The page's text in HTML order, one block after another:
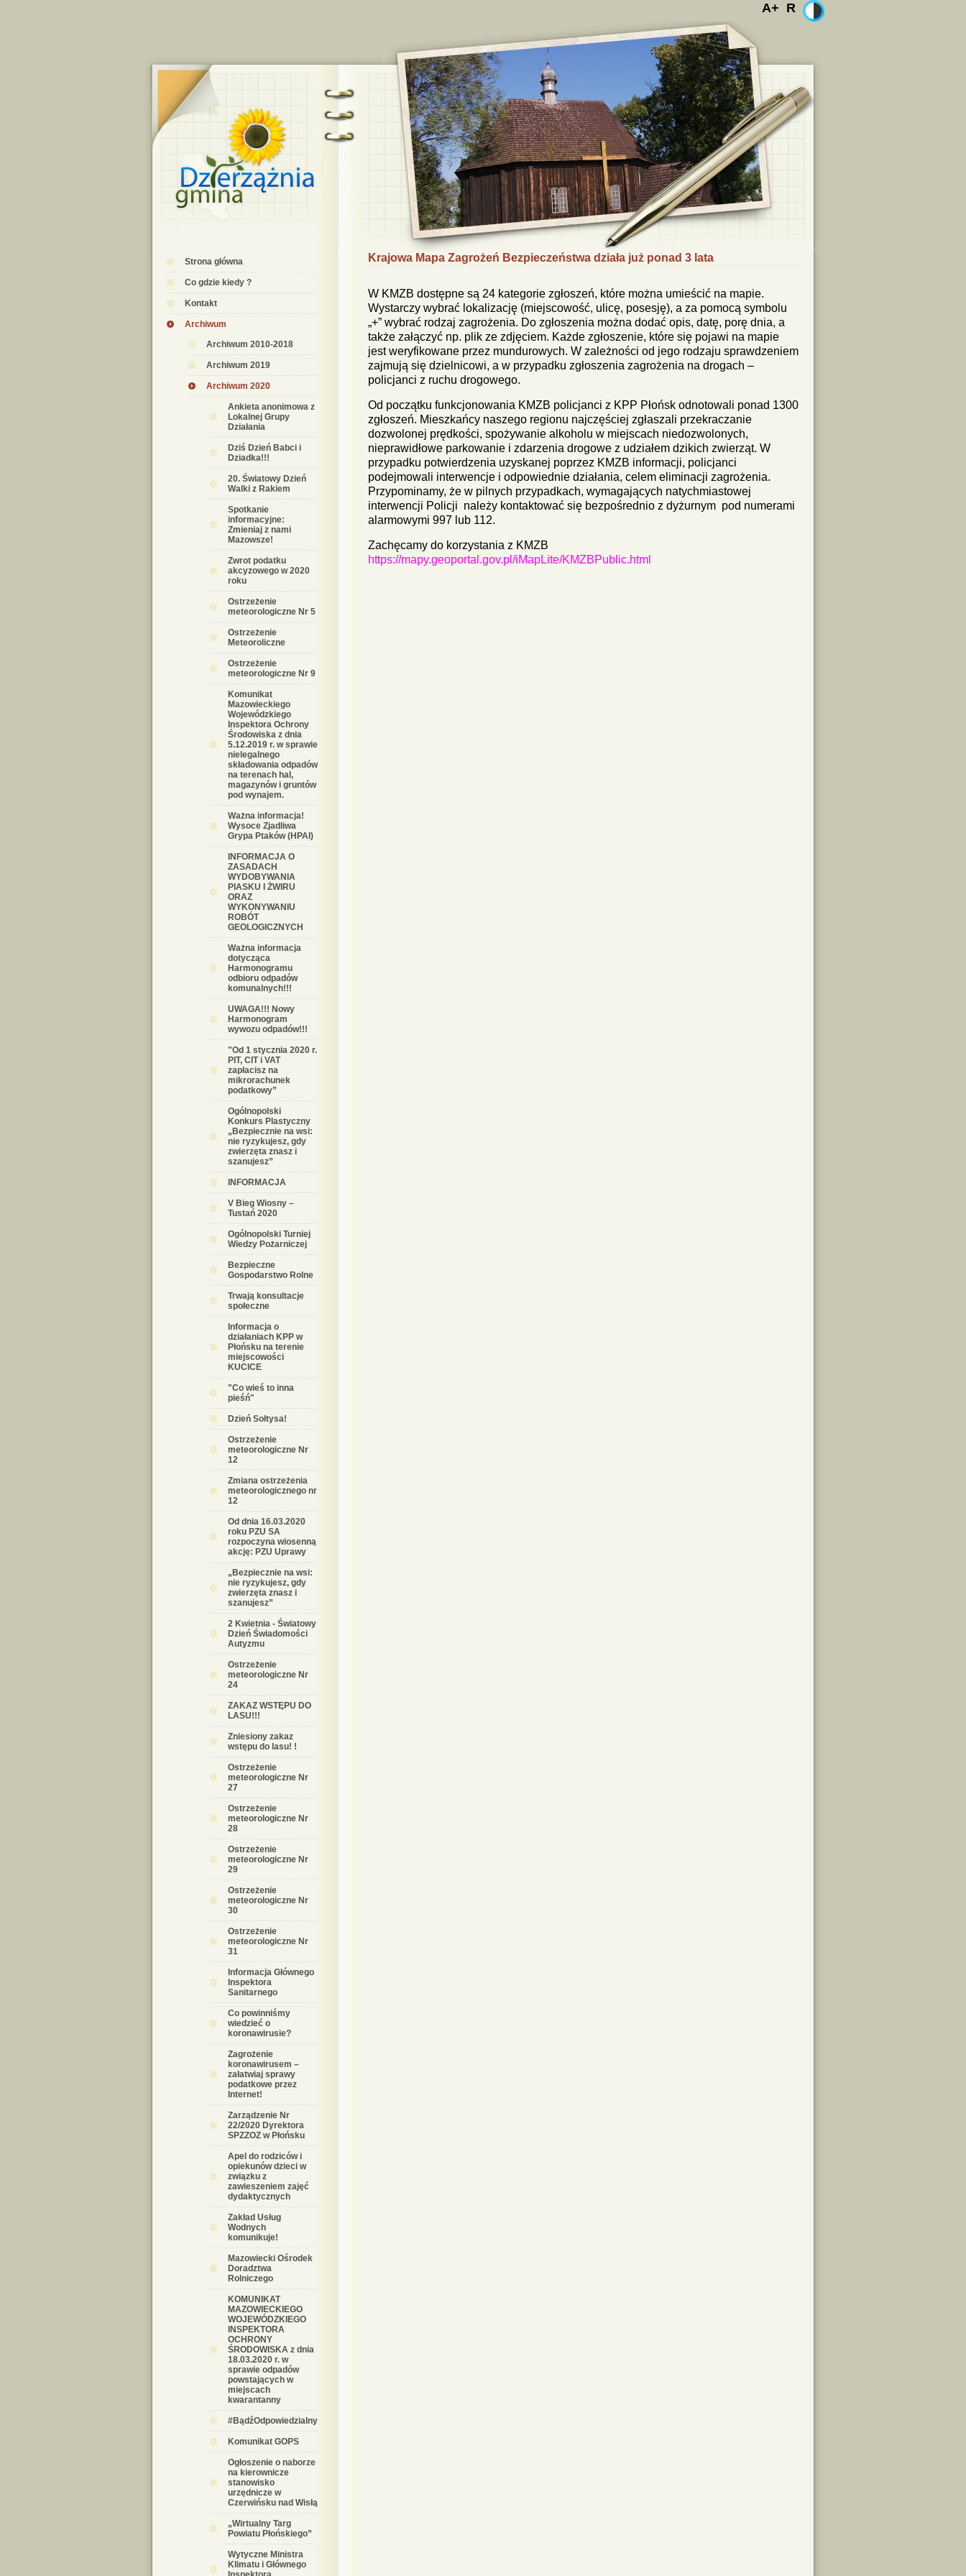
A+ R
Strona główna
Co gdzie kiedy ?
Kontakt
Archiwum
Archiwum 2010-2018
Archiwum 2019
Archiwum 2020
Ankieta anonimowa z
Lokalnej Grupy
Działania
Dziś Dzień Babci i
Dziadka!!!
20. Światowy Dzień
Walki z Rakiem
Spotkanie
informacyjne:
Zmieniaj z nami
Mazowsze!
Zwrot podatku
akcyzowego w 2020
roku
Ostrzeżenie
meteorologiczne Nr 5
Ostrzeżenie
Meteoroliczne
Ostrzeżenie
meteorologiczne Nr 9
Komunikat
Mazowieckiego
Wojewódzkiego
Inspektora Ochrony
Środowiska z dnia
5.12.2019 r. w sprawie
nielegalnego
składowania odpadów
na terenach hal,
magazynów i gruntów
pod wynajem.
Ważna informacja!
Wysoce Zjadliwa
Grypa Ptaków (HPAI)
INFORMACJA O
ZASADACH
WYDOBYWANIA
PIASKU I ŻWIRU
ORAZ
WYKONYWANIU
ROBÓT
GEOLOGICZNYCH
Ważna informacja
dotycząca
Harmonogramu
odbioru odpadów
komunalnych!!!
UWAGA!!! Nowy
Harmonogram
wywozu odpadów!!!
"Od 1 stycznia 2020 r.
PIT, CIT i VAT
zapłacisz na
mikrorachunek
podatkowy”
Ogólnopolski
Konkurs Plastyczny
„Bezpiecznie na wsi:
nie ryzykujesz, gdy
zwierzęta znasz i
szanujesz”
INFORMACJA
V Bieg Wiosny –
Tustań 2020
Ogólnopolski Turniej
Wiedzy Pożarniczej
Bezpieczne
Gospodarstwo Rolne
Trwają konsultacje
społeczne
Informacja o
działaniach KPP w
Płońsku na terenie
miejscowości
KUCICE
"Co wieś to inna
pieśń"
Dzień Sołtysa!
Ostrzeżenie
meteorologiczne Nr
12
Zmiana ostrzeżenia
meteorologicznego nr
12
Od dnia 16.03.2020
roku PZU SA
rozpoczyna wiosenną
akcję: PZU Uprawy
„Bezpiecznie na wsi:
nie ryzykujesz, gdy
zwierzęta znasz i
szanujesz”
2 Kwietnia - Światowy
Dzień Świadomości
Autyzmu
Ostrzeżenie
meteorologiczne Nr
24
ZAKAZ WSTĘPU DO
LASU!!!
Zniesiony zakaz
wstępu do lasu! !
Ostrzeżenie
meteorologiczne Nr
27
Ostrzeżenie
meteorologiczne Nr
28
Ostrzeżenie
meteorologiczne Nr
29
Ostrzeżenie
meteorologiczne Nr
30
Ostrzeżenie
meteorologiczne Nr
31
Informacja Głównego
Inspektora
Sanitarnego
Co powinniśmy
wiedzieć o
koronawirusie?
Zagrożenie
koronawirusem –
załatwiaj sprawy
podatkowe przez
Internet!
Zarządzenie Nr
22/2020 Dyrektora
SPZZOZ w Płońsku
Apel do rodziców i
opiekunów dzieci w
związku z
zawieszeniem zajęć
dydaktycznych
Zakład Usług
Wodnych
komunikuje!
Mazowiecki Ośrodek
Doradztwa
Rolniczego
KOMUNIKAT
MAZOWIECKIEGO
WOJEWÓDZKIEGO
INSPEKTORA
OCHRONY
ŚRODOWISKA z dnia
18.03.2020 r. w
sprawie odpadów
powstających w
miejscach
kwarantanny
#BądźOdpowiedzialny
Komunikat GOPS
Ogłoszenie o naborze
na kierownicze
stanowisko
urzędnicze w
Czerwińsku nad Wisłą
„Wirtualny Targ
Powiatu Płońskiego”
Wytyczne Ministra
Klimatu i Głównego
Krajowa Mapa Zagrożeń Bezpieczeństwa działa już ponad 3 lata
W KMZB dostępne są 24 kategorie zgłoszeń, które można umieścić na mapie.
Wystarczy wybrać lokalizację (miejscowość, ulicę, posesję), a za pomocą symbolu
„+” wybrać rodzaj zagrożenia. Do zgłoszenia można dodać opis, datę, porę dnia, a
także załączyć np. plik ze zdjęciem. Każde zgłoszenie, które się pojawi na mapie
jest weryfikowane przez mundurowych. W zależności od jego rodzaju sprawdzeniem
zajmują się dzielnicowi, a w przypadku zgłoszenia zagrożenia na drogach –
policjanci z ruchu drogowego.
Od początku funkcjonowania KMZB policjanci z KPP Płońsk odnotowali ponad 1300
zgłoszeń. Mieszkańcy naszego regionu najczęściej zgłaszali przekraczanie
dozwolonej prędkości, spożywanie alkoholu w miejscach niedozwolonych,
nieprawidłowe parkowanie i zdarzenia drogowe z udziałem dzikich zwierząt. W
przypadku potwierdzenia uzyskanej poprzez KMZB informacji, policjanci
podejmowali interwencje i odpowiednie działania, celem eliminacji zagrożenia.
Przypominamy, że w pilnych przypadkach, wymagających natychmiastowej
interwencji Policji należy kontaktować się bezpośrednio z dyżurnym pod numerami
alarmowymi 997 lub 112.
Zachęcamy do korzystania z KMZB
https://mapy.geoportal.gov.pl/iMapLite/KMZBPublic.html